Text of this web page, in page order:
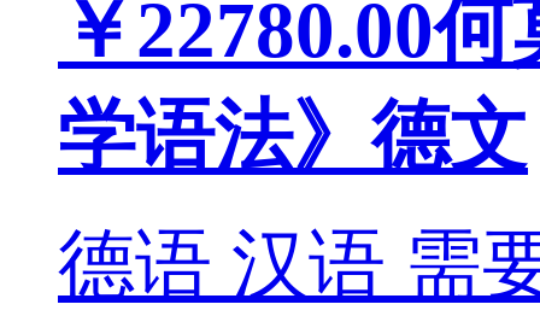
￥22780.00何
学语法》德文
德语 汉语 需